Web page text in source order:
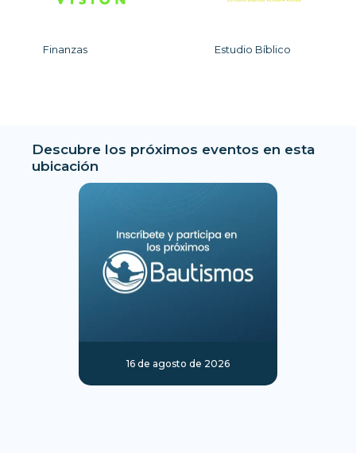
Finanzas Estudio Bíblico
Descubre los próximos eventos en esta
ubicación
16 de agosto de 2026